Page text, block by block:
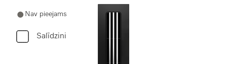
Nav pieejams
Salīdzini